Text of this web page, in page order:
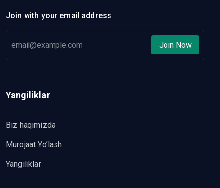
Join with your email address
Join Now
Yangiliklar
Biz haqimizda
Murojaat Yo’lash
Yangiliklar